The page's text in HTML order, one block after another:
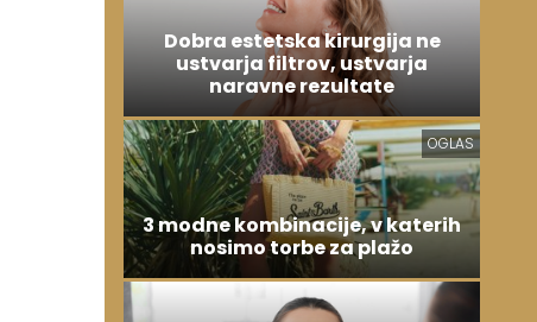
Dobra estetska kirurgija ne
ustvarja filtrov, ustvarja
naravne rezultate
OGLAS
3 modne kombinacije, v katerih
nosimo torbe za plažo